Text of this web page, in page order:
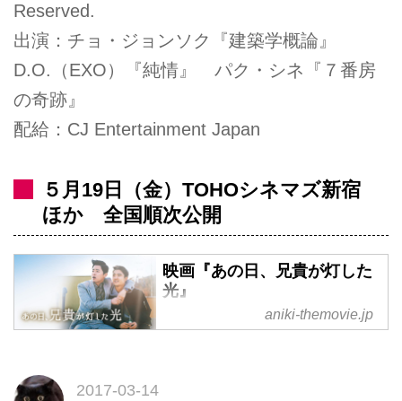
Reserved.
出演：チョ・ジョンソク『建築学概論』
D.O.（EXO）『純情』 パク・シネ『７番房
の奇跡』
配給：CJ Entertainment Japan
５月19日（金）TOHOシネマズ新宿
ほか 全国順次公開
映画『あの日、兄貴が灯した
光』
【公式サイト】映画『あの日、兄
aniki-themovie.jp
2017-03-14